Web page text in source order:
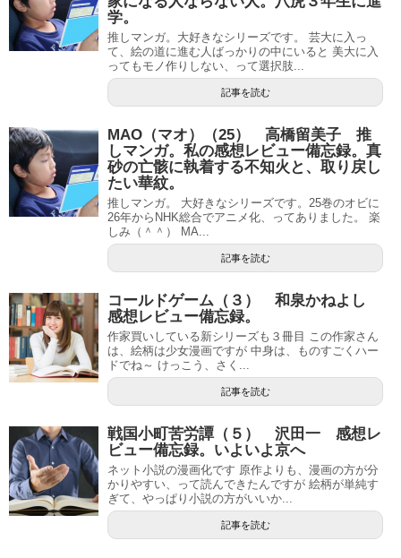
学。
推しマンガ。大好きなシリーズです。 芸大に入っ
て、絵の道に進む人ばっかりの中にいると 美大に入
ってもモノ作りしない、って選択肢...
記事を読む
MAO（マオ）（25） 高橋留美子 推
しマンガ。私の感想レビュー備忘録。真
砂の亡骸に執着する不知火と、取り戻し
たい華紋。
推しマンガ。 大好きなシリーズです。25巻のオビに
26年からNHK総合でアニメ化、ってありました。 楽
しみ（＾＾） MA...
記事を読む
コールドゲーム（３） 和泉かねよし
感想レビュー備忘録。
作家買いしている新シリーズも３冊目 この作家さん
は、絵柄は少女漫画ですが 中身は、ものすごくハー
ドでね～ けっこう、さく...
記事を読む
戦国小町苦労譚（５） 沢田一 感想レ
ビュー備忘録。いよいよ京へ
ネット小説の漫画化です 原作よりも、漫画の方が分
かりやすい、って読んできたんですが 絵柄が単純す
ぎて、やっぱり小説の方がいいか...
記事を読む